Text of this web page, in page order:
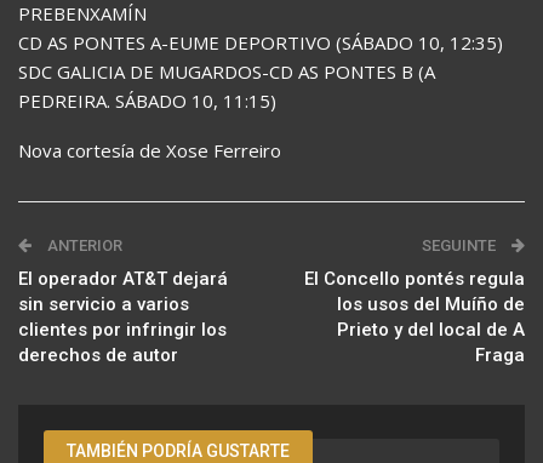
PREBENXAMÍN
CD AS PONTES A-EUME DEPORTIVO (SÁBADO 10, 12:35)
SDC GALICIA DE MUGARDOS-CD AS PONTES B (A
PEDREIRA. SÁBADO 10, 11:15)
Nova cortesía de Xose Ferreiro
ANTERIOR
El operador AT&T dejará
sin servicio a varios
clientes por infringir los
derechos de autor
SEGUINTE
El Concello pontés regula
los usos del Muíño de
Prieto y del local de A
Fraga
TAMBIÉN PODRÍA GUSTARTE